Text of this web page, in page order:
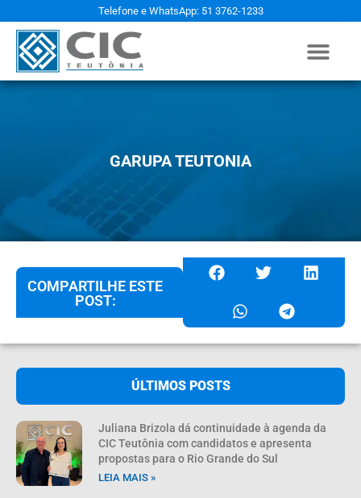
Telefone e WhatsApp: 51 3762-1233
GARUPA TEUTONIA
COMPARTILHE ESTE
POST:
ÚLTIMOS POSTS
Juliana Brizola dá continuidade à agenda da
CIC Teutônia com candidatos e apresenta
propostas para o Rio Grande do Sul
LEIA MAIS »